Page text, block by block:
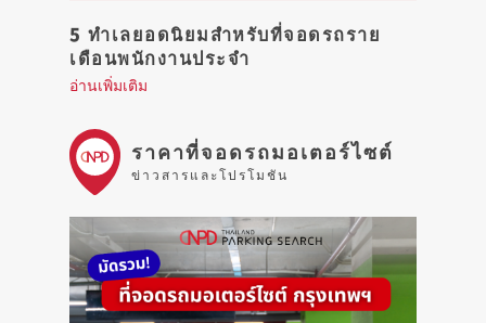
5 ทำเลยอดนิยมสำหรับที่จอดรถราย
เดือนพนักงานประจำ
อ่านเพิ่มเติม
ราคาที่จอดรถมอเตอร์ไซต์
ข่าวสารและโปรโมชัน